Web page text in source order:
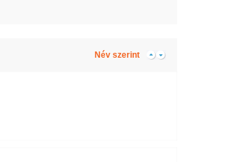
Név szerint